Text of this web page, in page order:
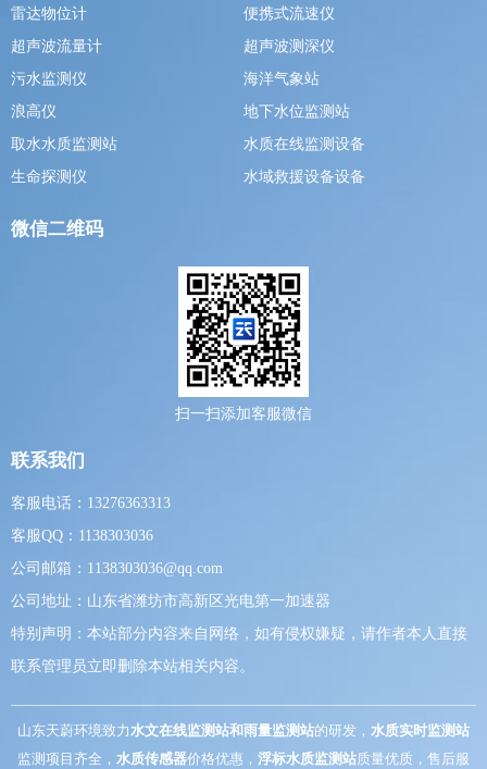
雷达物位计
便携式流速仪
超声波流量计
超声波测深仪
污水监测仪
海洋气象站
浪高仪
地下水位监测站
取水水质监测站
水质在线监测设备
生命探测仪
水域救援设备设备
微信二维码
扫一扫添加客服微信
联系我们
客服电话：13276363313
客服QQ：1138303036
公司邮箱：1138303036@qq.com
公司地址：山东省潍坊市高新区光电第一加速器
特别声明：本站部分内容来自网络，如有侵权嫌疑，请作者本人直接
联系管理员立即删除本站相关内容。
山东天蔚环境致力水文在线监测站和雨量监测站的研发， 水质实时监测站
监测项目齐全， 水质传感器价格优惠， 浮标水质监测站质量优质，售后服